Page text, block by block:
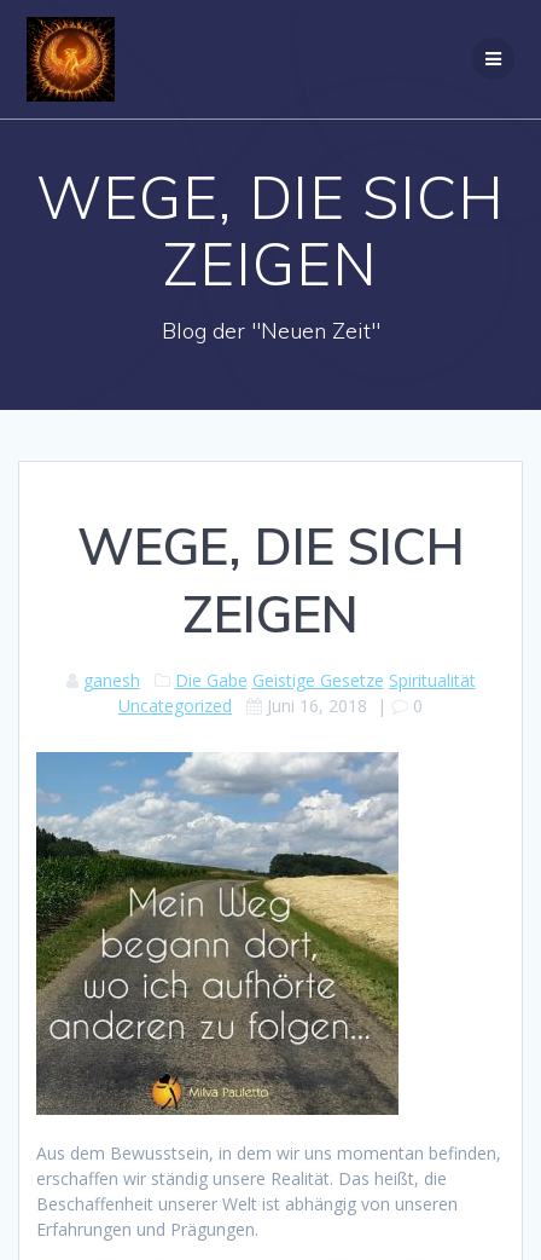
WEGE, DIE SICH
ZEIGEN
Blog der "Neuen Zeit"
WEGE, DIE SICH
ZEIGEN
ganesh Die Gabe Geistige Gesetze Spiritualität
Uncategorized
Juni 16, 2018 | 0
Aus dem Bewusstsein, in dem wir uns momentan befinden,
erschaffen wir ständig unsere Realität. Das heißt, die
Beschaffenheit unserer Welt ist abhängig von unseren
Erfahrungen und Prägungen.